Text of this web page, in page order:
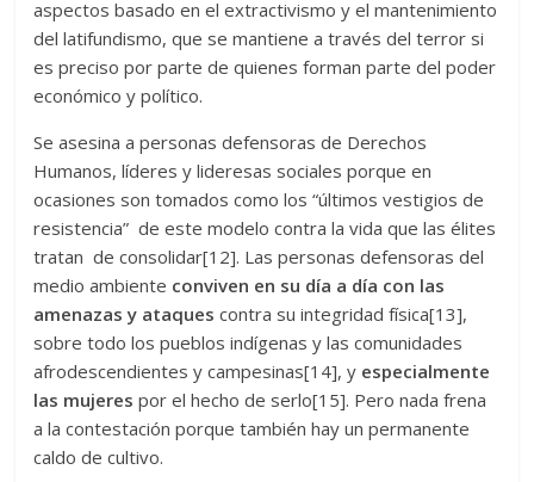
aspectos basado en el extractivismo y el mantenimiento
del latifundismo, que se mantiene a través del terror si
es preciso por parte de quienes forman parte del poder
económico y político.
Se asesina a personas defensoras de Derechos
Humanos, líderes y lideresas sociales porque en
ocasiones son tomados como los “últimos vestigios de
resistencia” de este modelo contra la vida que las élites
tratan de consolidar[12]. Las personas defensoras del
medio ambiente conviven en su día a día con las
amenazas y ataques contra su integridad física[13],
sobre todo los pueblos indígenas y las comunidades
afrodescendientes y campesinas[14], y especialmente
las mujeres por el hecho de serlo[15]. Pero nada frena
a la contestación porque también hay un permanente
caldo de cultivo.